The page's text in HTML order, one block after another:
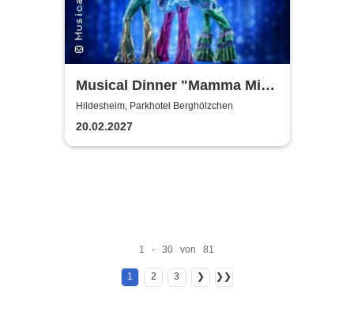
Musical Dinner "Mamma Mia
Special"
Hildesheim, Parkhotel Berghölzchen
20.02.2027
1 - 30 von 81
1 2 3 ❯ ❯❯